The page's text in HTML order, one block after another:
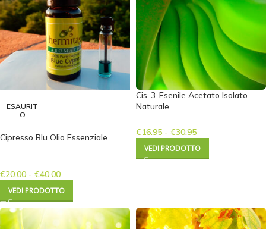
ESAURIT
O
Cipresso Blu Olio Essenziale
€20.00 - €40.00
VEDI PRODOTTO
Cis-3-Esenile Acetato Isolato
Naturale
€16.95 - €30.95
VEDI PRODOTTO